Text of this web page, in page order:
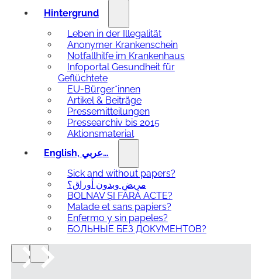
Hintergrund
Leben in der Illegalität
Anonymer Krankenschein
Notfallhilfe im Krankenhaus
Infoportal Gesundheit für
Geflüchtete
EU-Bürger*innen
Artikel & Beiträge
Pressemitteilungen
Pressearchiv bis 2015
Aktionsmaterial
English, عربي…
Sick and without papers?
مريض وبدون أوراق؟
BOLNAV ȘI FĂRĂ ACTE?
Malade et sans papiers?
Enfermo y sin papeles?
БОЛЬНЫЕ БЕЗ ДОКУМЕНТОВ?